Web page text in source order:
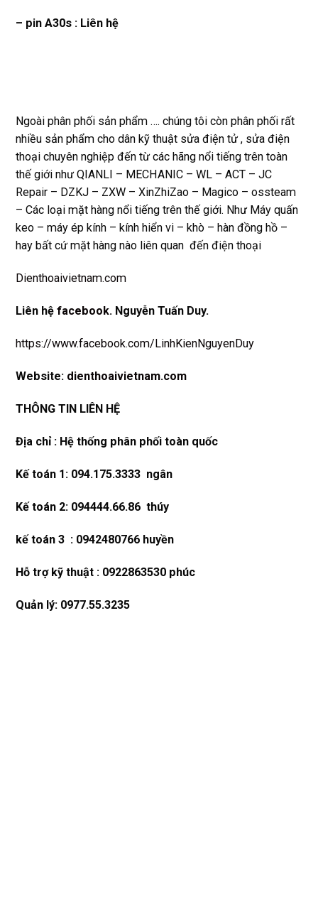
– pin A30s : Liên hệ
Ngoài phân phối sản phẩm …. chúng tôi còn phân phối rất
nhiều sản phẩm cho dân kỹ thuật sửa điện tử , sửa điện
thoại chuyên nghiệp đến từ các hãng nổi tiếng trên toàn
thế giới như QIANLI – MECHANIC – WL – ACT – JC
Repair – DZKJ – ZXW – XinZhiZao – Magico – ossteam
– Các loại mặt hàng nổi tiếng trên thế giới. Như Máy quấn
keo – máy ép kính – kính hiển vi – khò – hàn đồng hồ –
hay bất cứ mặt hàng nào liên quan đến điện thoại
Dienthoaivietnam.com
Liên hệ facebook. Nguyễn Tuấn Duy.
https://www.facebook.com/LinhKienNguyenDuy
Website: dienthoaivietnam.com
THÔNG TIN LIÊN HỆ
Địa chỉ : Hệ thống phân phối toàn quốc
Kế toán 1: 094.175.3333 ngân
Kế toán 2: 094444.66.86 thúy
kế toán 3 : 0942480766 huyền
Hỗ trợ kỹ thuật : 0922863530 phúc
Quản lý: 0977.55.3235